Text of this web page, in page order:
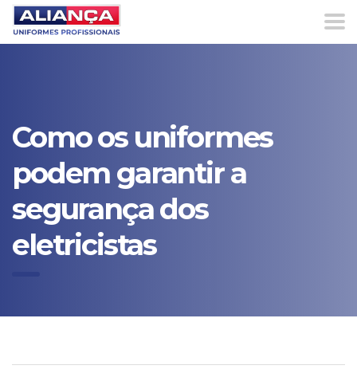
Como os uniformes
podem garantir a
segurança dos
eletricistas